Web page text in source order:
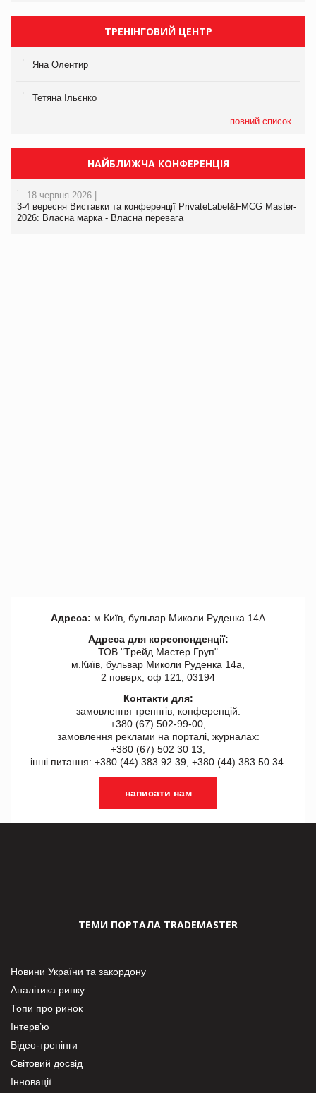
ТРЕНІНГОВИЙ ЦЕНТР
Яна Олентир
Тетяна Ільєнко
повний список
НАЙБЛИЖЧА КОНФЕРЕНЦІЯ
18 червня 2026 |
3-4 вересня Виставки та конференції PrivateLabel&FMCG Master-
2026: Власна марка - Власна перевага
Адреса: м.Київ, бульвар Миколи Руденка 14А
Адреса для кореспонденції:
ТОВ "Tрейд Мастер Груп"
м.Київ, бульвар Миколи Руденка 14а,
2 поверх, оф 121, 03194
Контакти для:
замовлення треннгів, конференцій:
+380 (67) 502-99-00,
замовлення реклами на порталі, журналах:
+380 (67) 502 30 13,
інші питання: +380 (44) 383 92 39, +380 (44) 383 50 34.
написати нам
ТЕМИ ПОРТАЛА TRADEMASTER
Новини України та закордону
Аналітика ринку
Топи про ринок
Інтерв’ю
Відео-тренінги
Світовий досвід
Інновації